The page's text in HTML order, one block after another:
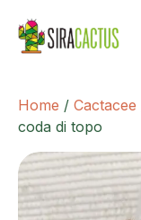
Home / Cactacee
coda di topo